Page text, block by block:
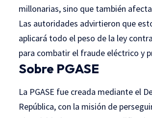
millonarias, sino que también
Las autoridades advirtieron que
aplicará todo el peso de la ley
para combatir el fraude eléctrico y
Sobre PGASE
La PGASE fue creada mediante el
República, con la misión de